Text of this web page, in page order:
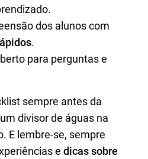
dos alunos com
.
para perguntas e
sempre antes da
divisor de águas na
E lembre-se, sempre
e dicas sobre